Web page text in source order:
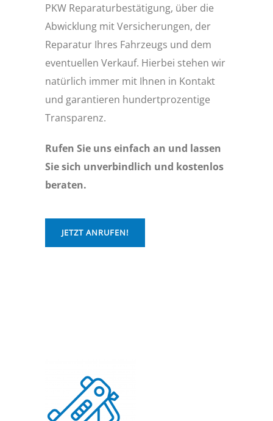
PKW Reparaturbestätigung, über die
Abwicklung mit Versicherungen, der
Reparatur Ihres Fahrzeugs und dem
eventuellen Verkauf. Hierbei stehen wir
natürlich immer mit Ihnen in Kontakt
und garantieren hundertprozentige
Transparenz.
Rufen Sie uns einfach an und lassen
Sie sich unverbindlich und kostenlos
beraten.
JETZT ANRUFEN!